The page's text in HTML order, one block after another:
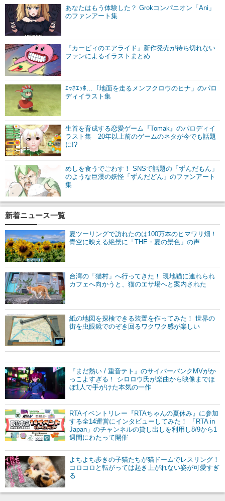
あなたはもう体験した？ Grokコンパニオン「Ani」
のファンアート集
『カービィのエアライド』新作発売が待ち切れない
ファンによるイラストまとめ
ｴｯﾎｴｯﾎ…「地面を走るメンフクロウのヒナ」のパロ
ディイラスト集
生首を育成する恋愛ゲーム『Tomak』のパロディイ
ラスト集 20年以上前のゲームのネタが今でも話題
に!?
めしを食うでごわす！ SNSで話題の「ずんだもん」
のような巨漢の妖怪「ずんだどん」のファンアート
集
新着ニュース一覧
夏ツーリングで訪れたのは100万本のヒマワリ畑！
青空に映える絶景に「THE・夏の景色」の声
台湾の「猫村」へ行ってきた！ 現地猫に連れられ
カフェへ向かうと、猫のエサ場へと案内された
紙の地図を探検できる装置を作ってみた！ 世界の
街を虫眼鏡でのぞき回るワクワク感が楽しい
『まだ熱い / 重音テト』のサイバーパンクMVがか
っこよすぎる！ シロロウ氏が楽曲から映像までほ
ぼ1人で手がけた本気の一作
RTAイベントリレー『RTAちゃんの夏休み』に参加
する全14運営にインタビューしてみた！ 「RTA in
Japan」のチャンネルの貸し出しを利用し8/9から1
週間にわたって開催
よちよち歩きの子猫たちが猫ドームでレスリング！
コロコロと転がっては起き上がれない姿が可愛すぎ
る